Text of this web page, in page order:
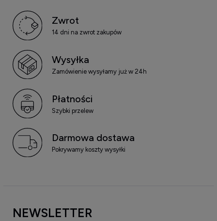
Zwrot
14 dni na zwrot zakupów
Wysyłka
Zamówienie wysyłamy już w 24h
Płatności
Szybki przelew
Darmowa dostawa
Pokrywamy koszty wysyłki
NEWSLETTER